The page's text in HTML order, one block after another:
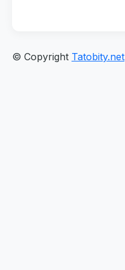
© Copyright Tatobity.net